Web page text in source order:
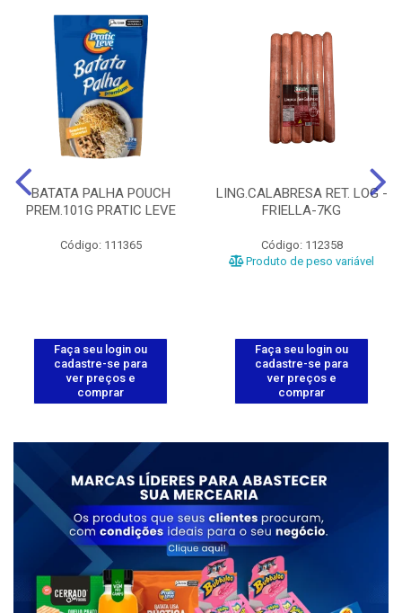
BATATA PALHA POUCH
PREM.101G PRATIC LEVE
Código: 111365
Faça seu login ou
cadastre-se para
ver preços e
comprar
LING.CALABRESA RET. LOG -
FRIELLA-7KG
Código: 112358
Produto de peso variável
Faça seu login ou
cadastre-se para
ver preços e
comprar